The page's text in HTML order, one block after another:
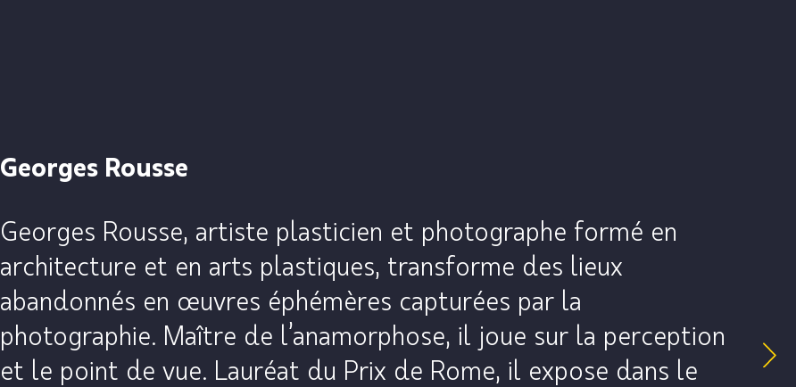
Georges Rousse
Georges Rousse, artiste plasticien et photographe formé en
architecture et en arts plastiques, transforme des lieux
abandonnés en œuvres éphémères capturées par la
photographie. Maître de l’anamorphose, il joue sur la perception
et le point de vue. Lauréat du Prix de Rome, il expose dans le